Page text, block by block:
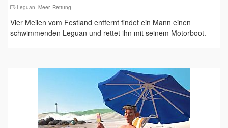
Leguan, Meer, Rettung
Vier Meilen vom Festland entfernt findet ein Mann einen
schwimmenden Leguan und rettet ihn mit seinem Motorboot.